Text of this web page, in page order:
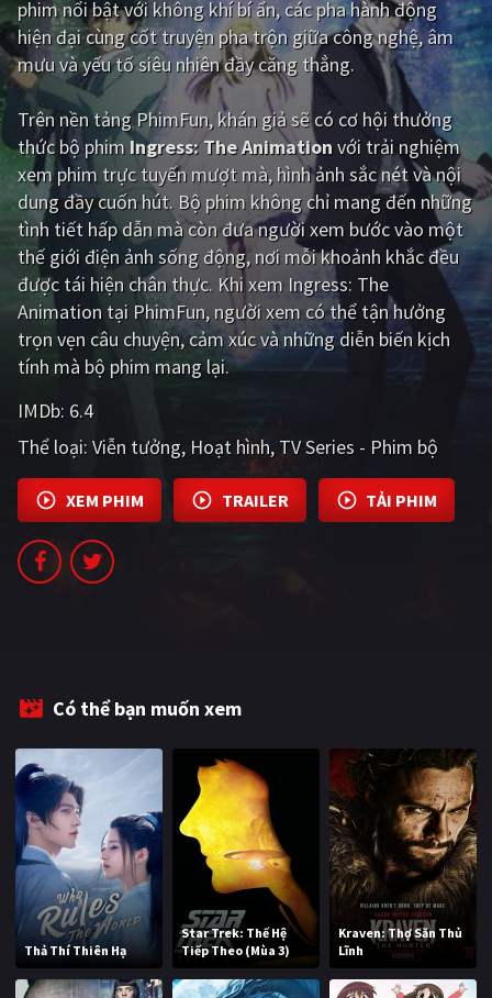
Giật gân Gia đình
Bí ẩn Lịch sử
Viễn Tây Tiểu sử
GameShow DramaTV
QUỐC GIA
Âu - Mỹ Trung Quốc - Hồng Kông
Hàn Quốc Nhật Bản
Ấn Độ
Tổng hợp
CẬP NHẬT
PHIM MỚI
PHIM BỘ
phim nổi bật với không khí bí ẩn, các pha hành động
hiện đại cùng cốt truyện pha trộn giữa công nghệ, âm
mưu và yếu tố siêu nhiên đầy căng thẳng.
Trên nền tảngPhimFun, khán giả sẽ có cơ hội thưởng
thức bộ phim Ingress: The Animationvới trải nghiệm
xem phim trực tuyến mượt mà, hình ảnh sắc nét và nội
dung đầy cuốn hút. Bộ phim không chỉ mang đến những
tình tiết hấp dẫn mà còn đưa người xem bước vào một
thế giới điện ảnh sống động, nơi mỗi khoảnh khắc đều
được tái hiện chân thực. Khi xem Ingress: The
Animation tại PhimFun, người xem có thể tận hưởng
trọn vẹn câu chuyện, cảm xúc và những diễn biến kịch
tính mà bộ phim mang lại.
IMDb: 6.4
Thể loại: Viễn tưởng Hoạt hình TV Series - Phim bộ
XEM PHIM TRAILER TẢI PHIM
Có thể bạn muốn xem
Thả Thí Thiên Hạ
Star Trek: Thế Hệ
Tiếp Theo (Mùa 3)
Kraven: Thợ Săn Thủ
Lĩnh